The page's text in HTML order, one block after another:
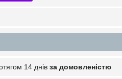
14 днів за домовленістю